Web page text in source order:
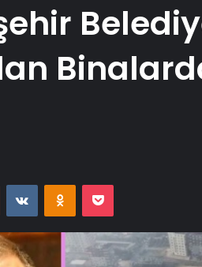
Reddit VKontakteOdnoklassniki
Pocket